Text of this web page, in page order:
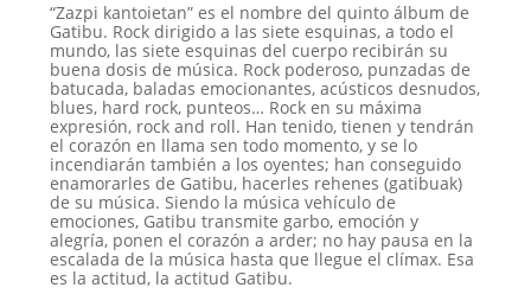
“Zazpi kantoietan” es el nombre del quinto álbum de
Gatibu. Rock dirigido a las siete esquinas, a todo el
mundo, las siete esquinas del cuerpo recibirán su
buena dosis de música. Rock poderoso, punzadas de
batucada, baladas emocionantes, acústicos desnudos,
blues, hard rock, punteos… Rock en su máxima
expresión, rock and roll. Han tenido, tienen y tendrán
el corazón en llama sen todo momento, y se lo
incendiarán también a los oyentes; han conseguido
enamorarles de Gatibu, hacerles rehenes (gatibuak)
de su música. Siendo la música vehículo de
emociones, Gatibu transmite garbo, emoción y
alegría, ponen el corazón a arder; no hay pausa en la
escalada de la música hasta que llegue el clímax. Esa
es la actitud, la actitud Gatibu.